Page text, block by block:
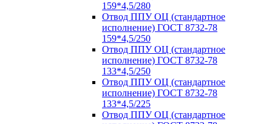
159*4,5/280
Отвод ППУ ОЦ (стандартное
исполнение) ГОСТ 8732-78
159*4,5/250
Отвод ППУ ОЦ (стандартное
исполнение) ГОСТ 8732-78
133*4,5/250
Отвод ППУ ОЦ (стандартное
исполнение) ГОСТ 8732-78
133*4,5/225
Отвод ППУ ОЦ (стандартное